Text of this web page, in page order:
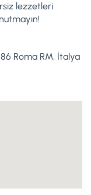
lezzetleri
Roma RM, İtalya